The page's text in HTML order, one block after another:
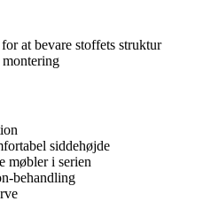
at bevare stoffets struktur
siddehøjde
møbler i serien
behandling